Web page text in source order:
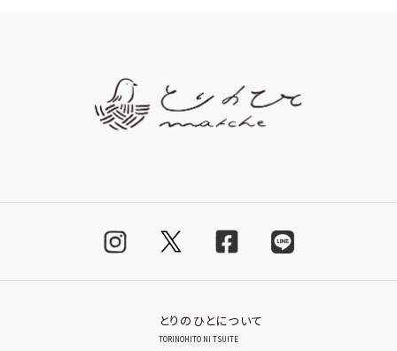
とりのひとについて
TORINOHITO NI TSUITE